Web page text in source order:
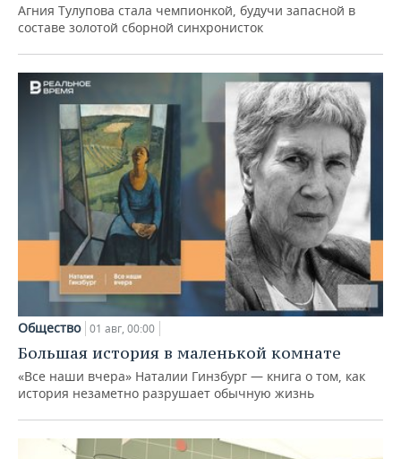
Агния Тулупова стала чемпионкой, будучи запасной в
составе золотой сборной синхронисток
Общество 01 авг, 00:00
Большая история в маленькой комнате
«Все наши вчера» Наталии Гинзбург — книга о том, как
история незаметно разрушает обычную жизнь